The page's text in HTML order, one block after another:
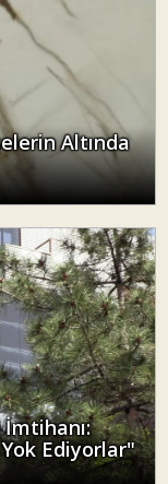
Altında
Yok Ediyorlar"